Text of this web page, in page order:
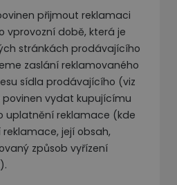
přijmout reklamaci
vprovozní době, která je
stránkách prodávajícího
zaslání reklamovaného
sídla prodávajícího (viz
vydat kupujícímu
uplatnění reklamace (kde
její obsah,
způsob vyřízení